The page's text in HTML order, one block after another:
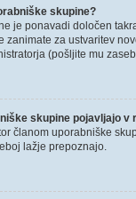
skupine?
je ponavadi določen
zanimate za ustvaritev
(pošljite mu
skupine pojavljajo v
članom uporabniške
lažje prepoznajo.